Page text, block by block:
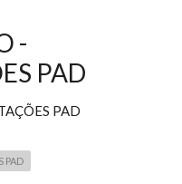
-
PAD
PAD
PAD